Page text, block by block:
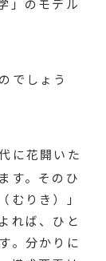
でしょう
に花開いた
す。そのひ
むりき）」
れば、ひと
。分かりに